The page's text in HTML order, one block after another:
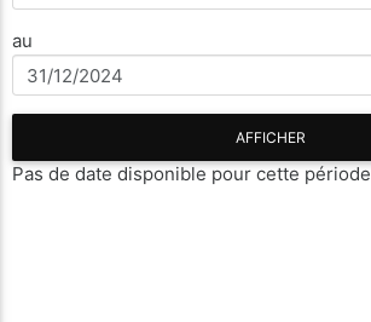
au
AFFICHER
Pas de date disponible pour cette période